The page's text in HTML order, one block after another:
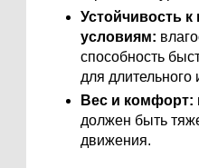
Устойчивость
условиям:
способность
для длительного
Вес и комфорт:
должен быть
движения.